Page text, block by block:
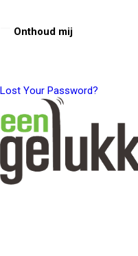
Onthoud mij
Lost Your Password?